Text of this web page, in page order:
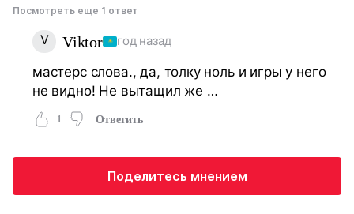
Посмотреть еще 1 ответ
V Viktor год назад
мастерс слова., да, толку ноль и игры у него
не видно! Не вытащил же …
1 Ответить
Поделитесь мнением